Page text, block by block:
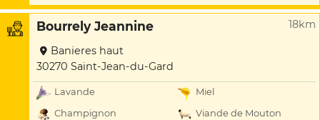
Bourrely Jeannine 18km
Banieres haut
30270 Saint-Jean-du-Gard
Lavande
Miel
Champignon
Viande de Mouton